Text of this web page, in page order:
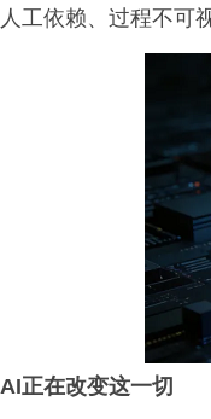
人工依赖、过程不可
AI正在改变这一切